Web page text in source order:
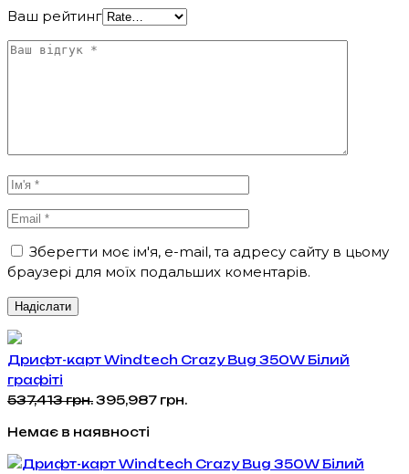
Ваш рейтинг
Зберегти моє ім'я, e-mail, та адресу сайту в цьому
браузері для моїх подальших коментарів.
Дрифт-карт Windtech Crazy Bug 350W Білий
графіті
537,413грн.Оригінальна
537,413 грн..
395,987 грн.Поточна
Немає в наявності